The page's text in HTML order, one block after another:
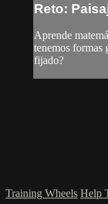
Reto:
Aprende
tenemos formas
fijado?
Training Wheels Help